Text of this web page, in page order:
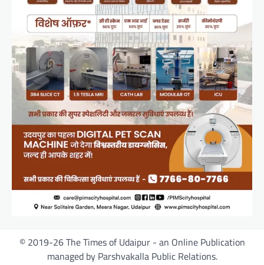
© 2019-26 The Times of Udaipur - an Online Publication
managed by Parshvakalla Public Relations.